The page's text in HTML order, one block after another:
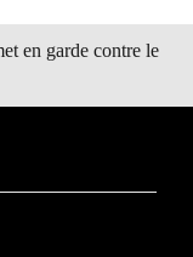
en garde contre le